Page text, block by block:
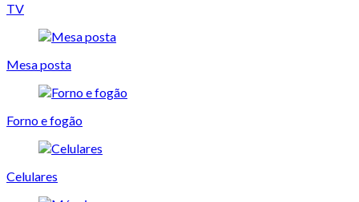
TV
Mesa posta
Forno e fogão
Celulares